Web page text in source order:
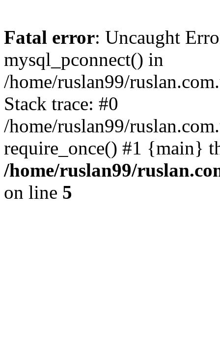
Fatal error: Uncaught
mysql_pconnect() in
/home/ruslan99/
Stack trace: #0
/home/ruslan99/
require_once() #1 {main}
/home/ruslan99/
on line 5